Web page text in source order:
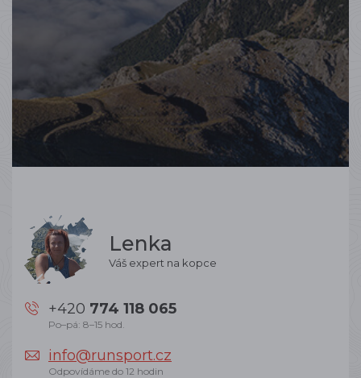
Lenka
Váš expert na kopce
+420 774 118 065
Po–pá: 8–15 hod.
info@runsport.cz
Odpovídáme do 12 hodin